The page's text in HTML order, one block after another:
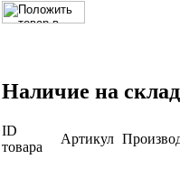
Наличие на
ID
товара
Артикул